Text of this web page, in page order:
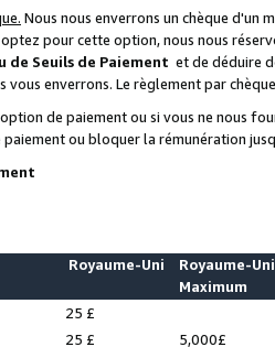
Nous nous enverrons un chèque d'un
pour cette option, nous nous
de Seuils de Paiement et de déduire
vous enverrons. Le règlement par
option de paiement ou si vous ne nous
paiement ou bloquer la rémunération
Royaume-Uni
Royaume-Uni
Maximum
25 £
25 £
5,000£